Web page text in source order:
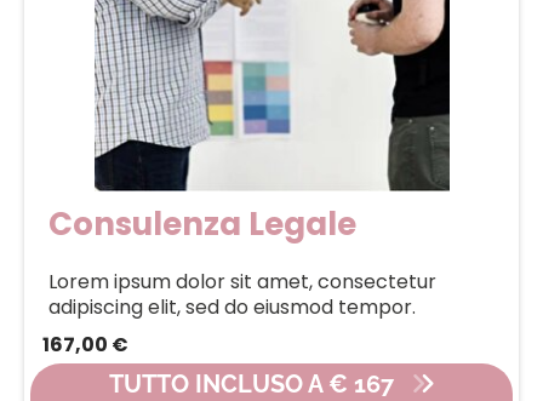
Consulenza Legale
Lorem ipsum dolor sit amet, consectetur
adipiscing elit, sed do eiusmod tempor.
167,00 €
TUTTO INCLUSO A € 167